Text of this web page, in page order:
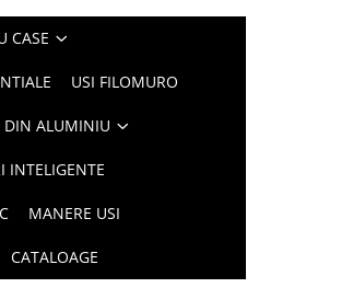
CASE
USI FILOMURO
DIN ALUMINIU
INTELIGENTE
MANERE USI
CATALOAGE